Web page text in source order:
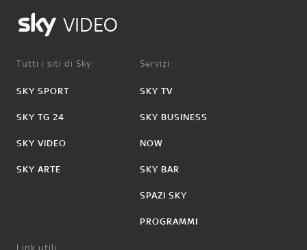
VIDEO
Tutti i siti di Sky:
SKY SPORT
SKY TG 24
SKY VIDEO
SKY ARTE
Servizi:
SKY TV
SKY BUSINESS
NOW
SKY BAR
SPAZI SKY
PROGRAMMI
Link utili: